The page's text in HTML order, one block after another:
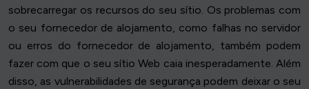
sobrecarregar os recursos do seu sítio. Os problemas com
o seu fornecedor de alojamento, como falhas no servidor
ou erros do fornecedor de alojamento, também podem
fazer com que o seu sítio Web caia inesperadamente. Além
disso, as vulnerabilidades de segurança podem deixar o seu